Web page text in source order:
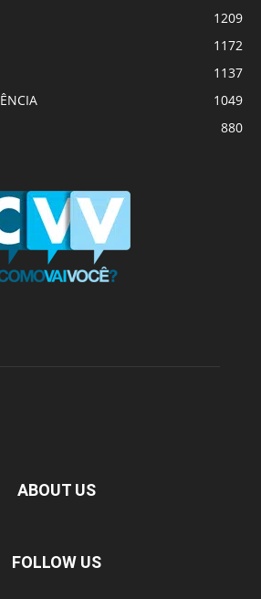
1209
1172
1137
1049
880
ABOUT US
FOLLOW US